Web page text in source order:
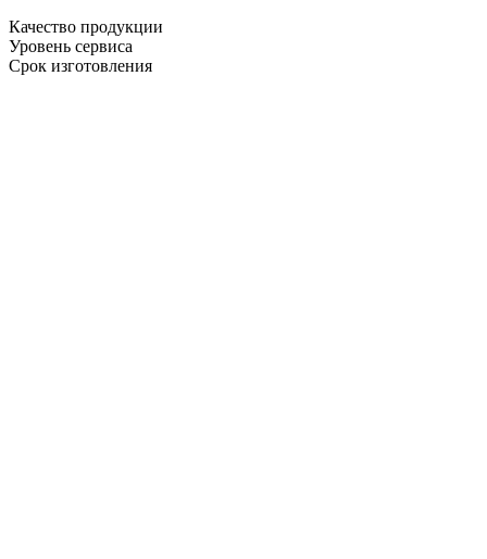
Качество продукции
Уровень сервиса
Срок изготовления